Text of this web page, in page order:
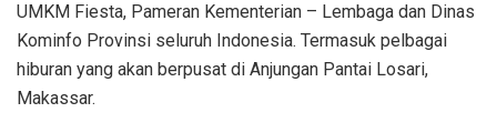
UMKM Fiesta, Pameran Kementerian – Lembaga dan Dinas
Kominfo Provinsi seluruh Indonesia. Termasuk pelbagai
hiburan yang akan berpusat di Anjungan Pantai Losari,
Makassar.